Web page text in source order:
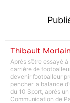
Thibault Morlain
Après s’être essayé
carrière de
devenir footballeur
pencher la balance
du 10 Sport, après
Communication de